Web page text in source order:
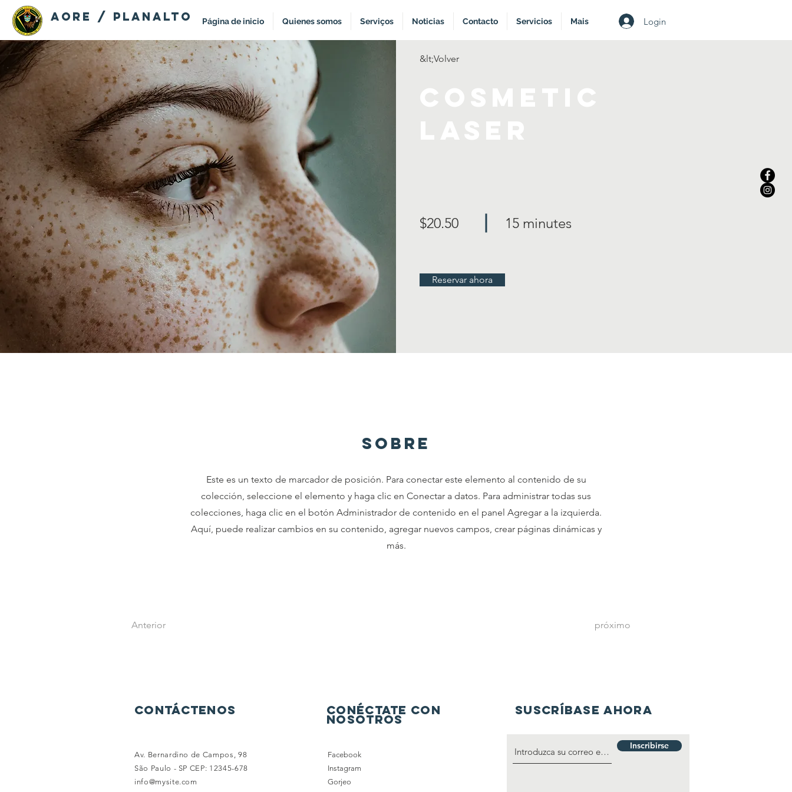
AORE / PLANALTO Página de inicio Quienes somos Serviços Noticias Contacto Servicios Mais Login
&lt;Volver
$20.50 15 minutes
Reservar ahora
sobre
Este es un texto de marcador de posición. Para conectar este elemento al contenido de su
colección, seleccione el elemento y haga clic en Conectar a datos. Para administrar todas sus
colecciones, haga clic en el botón Administrador de contenido en el panel Agregar a la izquierda.
Aquí, puede realizar cambios en su contenido, agregar nuevos campos, crear páginas dinámicas y
más.
Anterior próximo
Contáctenos
Av. Bernardino de Campos, 98
São Paulo - SP CEP: 12345-678
info@mysite.com
Conéctate con
nosotros
Facebook
Instagram
Gorjeo
SUSCRÍBASE AHORA
Inscribirse